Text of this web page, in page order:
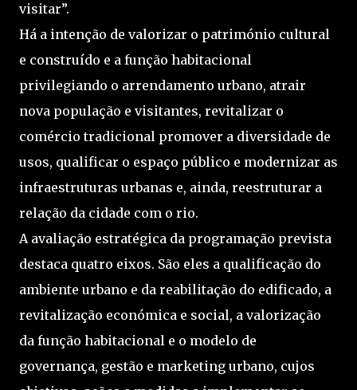
visitar”.
Há a intenção de valorizar o património cultural
e construído e a função habitacional
privilegiando o arrendamento urbano, atrair
nova população e visitantes, revitalizar o
comércio tradicional promover a diversidade de
usos, qualificar o espaço público e modernizar as
infraestruturas urbanas e, ainda, reestruturar a
relação da cidade com o rio.
A avaliação estratégica da programação prevista
destaca quatro eixos. São eles a qualificação do
ambiente urbano e da reabilitação do edificado, a
revitalização económica e social, a valorização
da função habitacional e o modelo de
governança, gestão e marketing urbano, cujos